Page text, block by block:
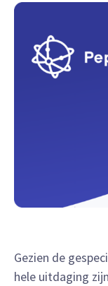
Gezien de
hele uitdaging